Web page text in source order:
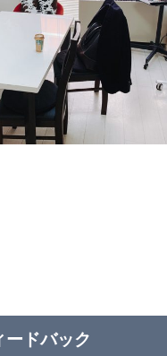
ドバック